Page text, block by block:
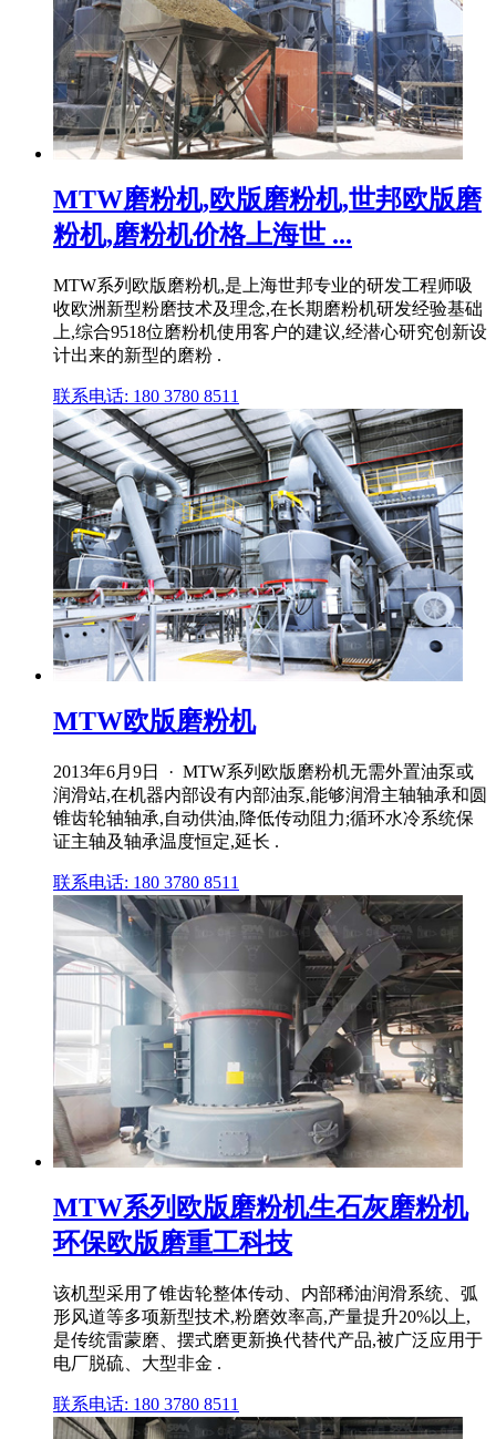
MTW磨粉机,欧版磨粉机,世邦欧版磨
粉机,磨粉机价格上海世 ...
MTW系列欧版磨粉机,是上海世邦专业的研发工程师吸
收欧洲新型粉磨技术及理念,在长期磨粉机研发经验基础
上,综合9518位磨粉机使用客户的建议,经潜心研究创新设
计出来的新型的磨粉 .
联系电话: 180 3780 8511
MTW欧版磨粉机
2013年6月9日 · MTW系列欧版磨粉机无需外置油泵或
润滑站,在机器内部设有内部油泵,能够润滑主轴轴承和圆
锥齿轮轴轴承,自动供油,降低传动阻力;循环水冷系统保
证主轴及轴承温度恒定,延长 .
联系电话: 180 3780 8511
MTW系列欧版磨粉机生石灰磨粉机
环保欧版磨重工科技
该机型采用了锥齿轮整体传动、内部稀油润滑系统、弧
形风道等多项新型技术,粉磨效率高,产量提升20%以上,
是传统雷蒙磨、摆式磨更新换代替代产品,被广泛应用于
电厂脱硫、大型非金 .
联系电话: 180 3780 8511